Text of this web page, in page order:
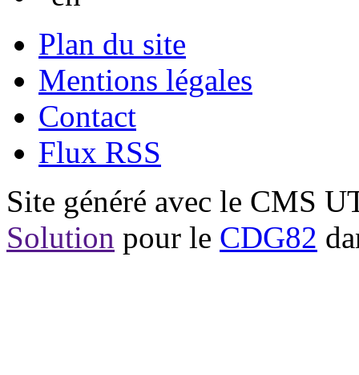
Plan du site
Mentions légales
Contact
Flux RSS
Site généré avec le CMS
Solution pour le CDG82